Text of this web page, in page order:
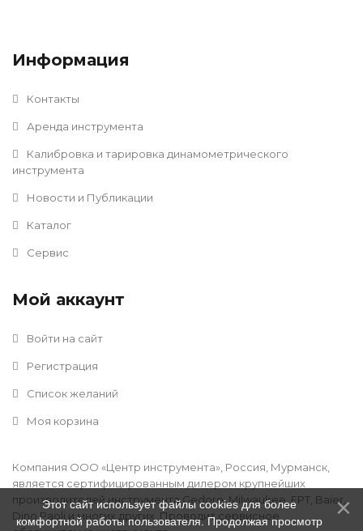
Информация
Контакты
Аренда инструмента
Калибровка и тарировка динамометрического
инструмента
Новости и Публикации
Каталог
Сервис
Мой аккаунт
Войти на сайт
Регистрация
Список желаний
Моя корзина
Компания ООО «Центр инструмента», Россия, Мурманск,
является сертифицированным дилером крупнейших
производителей инструмента Gedore, Milwaukee, FPT, Baier,
Dino Paoli и многих других. Проводит сервисное
Этот сайт использует файлы cookies для более
комфортной работы пользователя. Продолжая просмотр